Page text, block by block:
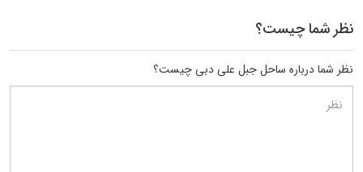
نظر شما چیست؟
نظر شما درباره ساحل جبل علی دبی چیست؟